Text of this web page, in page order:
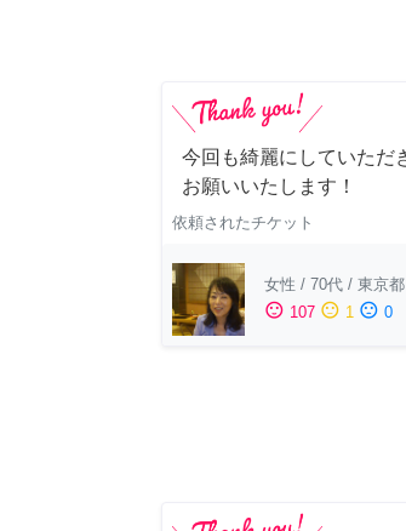
今回も綺麗にしていただ
お願いいたします！
依頼されたチケット
女性 / 70代 / 東京都
sentiment_satisfied 107 sentiment_neutral 1 sentiment_dissatisfied 0